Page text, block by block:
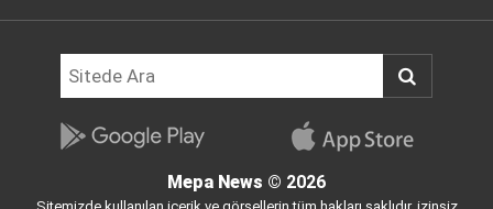
Mepa News © 2026